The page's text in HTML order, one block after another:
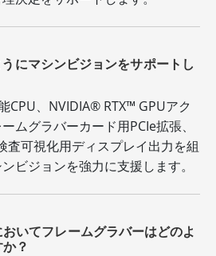
にマシンビジョンをサポートし
CPU、NVIDIA® RTX™ GPUアク
ムグラバーカード用PCIe拡張、
査可視化用ディスプレイ出力を組
ビジョンを強力に支援します。
いてフレームグラバーはどのよ
？